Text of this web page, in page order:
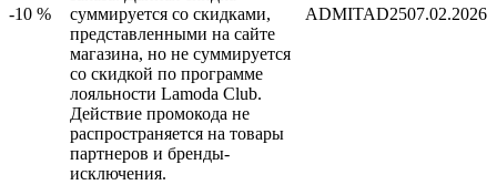
-10 %
суммируется со скидками,
представленными на сайте
магазина, но не суммируется
со скидкой по программе
лояльности Lamoda Club.
Действие промокода не
распространяется на товары
партнеров и бренды-
исключения.
ADMITAD2507.02.2026